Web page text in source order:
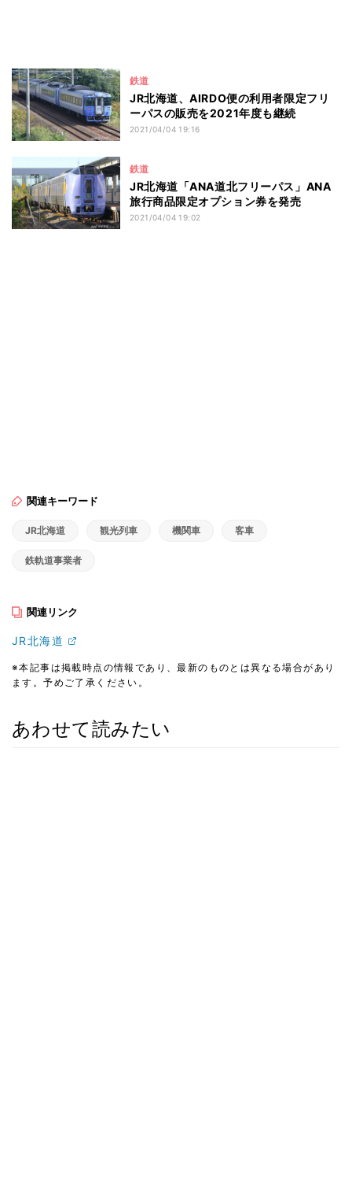
鉄道
JR北海道、AIRDO便の利用者限定フリ
ーパスの販売を2021年度も継続
2021/04/04 19:16
鉄道
JR北海道「ANA道北フリーパス」ANA
旅行商品限定オプション券を発売
2021/04/04 19:02
関連キーワード
JR北海道 観光列車 機関車 客車
鉄軌道事業者
関連リンク
JR北海道
※本記事は掲載時点の情報であり、最新のものとは異なる場合があり
ます。予めご了承ください。
あわせて読みたい